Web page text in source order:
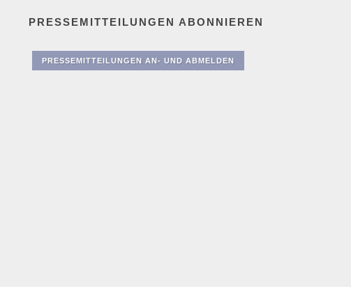
PRESSEMITTEILUNGEN ABONNIEREN
PRESSEMITTEILUNGEN AN- UND ABMELDEN